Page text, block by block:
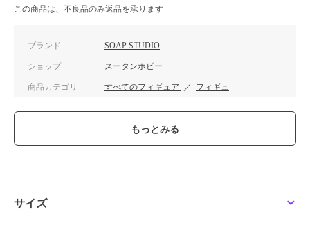
この商品は、不良品のみ返品を承ります
ブランド SOAP STUDIO
ショップ スータンホビー
商品カテゴリ すべてのフィギュア ／ フィギュ
サイズ